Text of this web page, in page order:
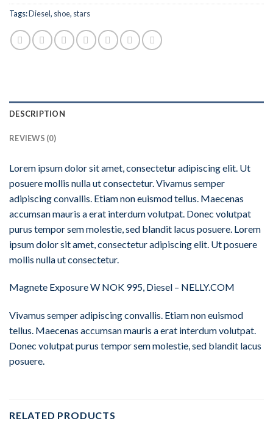
Tags:Diesel, shoe, stars
DESCRIPTION
REVIEWS (0)
Lorem ipsum dolor sit amet, consectetur adipiscing elit. Ut
posuere mollis nulla ut consectetur. Vivamus semper
adipiscing convallis. Etiam non euismod tellus. Maecenas
accumsan mauris a erat interdum volutpat. Donec volutpat
purus tempor sem molestie, sed blandit lacus posuere. Lorem
ipsum dolor sit amet, consectetur adipiscing elit. Ut posuere
mollis nulla ut consectetur.
Magnete Exposure W NOK 995, Diesel – NELLY.COM
Vivamus semper adipiscing convallis. Etiam non euismod
tellus. Maecenas accumsan mauris a erat interdum volutpat.
Donec volutpat purus tempor sem molestie, sed blandit lacus
posuere.
RELATED PRODUCTS